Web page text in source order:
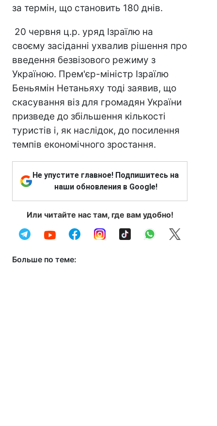
за термін, що становить 180 днів.
20 червня ц.р. уряд Ізраїлю на
своєму засіданні ухвалив рішення про
введення безвізового режиму з
Україною. Прем'єр-міністр Ізраїлю
Беньямін Нетаньяху тоді заявив, що
скасування віз для громадян України
призведе до збільшення кількості
туристів і, як наслідок, до посилення
темпів економічного зростання.
Не упустите главное! Подпишитесь на
наши обновления в Google!
Или читайте нас там, где вам удобно!
Больше по теме: